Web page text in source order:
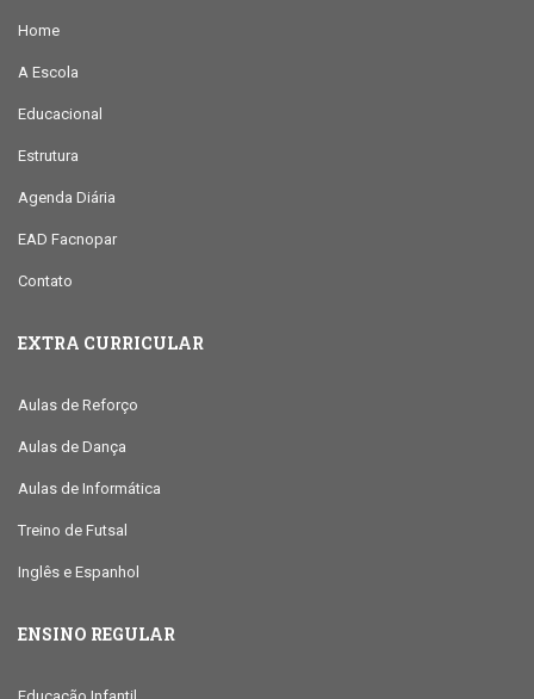
Home
A Escola
Educacional
Estrutura
Agenda Diária
EAD Facnopar
Contato
EXTRA CURRICULAR
Aulas de Reforço
Aulas de Dança
Aulas de Informática
Treino de Futsal
Inglês e Espanhol
ENSINO REGULAR
Educação Infantil